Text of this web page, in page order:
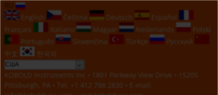
English
Čeština Deutsch
Español
Français
Italiano Magyar Nederlands
Polski
Português
Slovenčina Türkçe
Русский
中文
한국의
KOBOLD Instruments Inc • 1801 Parkway View Drive • 15205
Pittsburgh, PA • Tel:
+1 412 788 2830 • E-mail: